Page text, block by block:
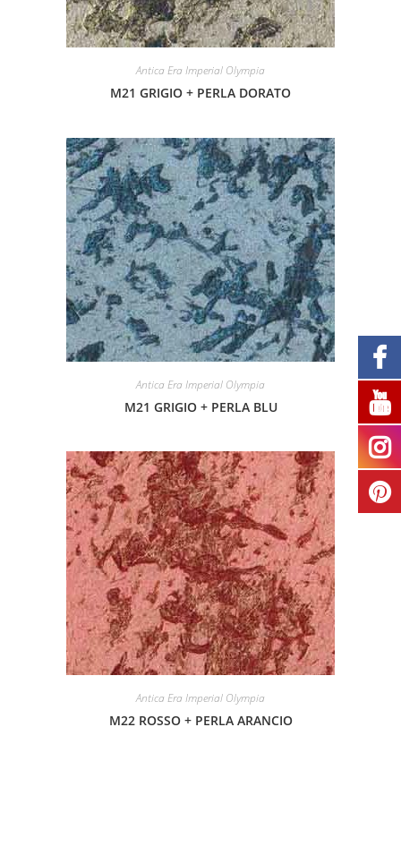
Antica Era Imperial Olympia
M21 GRIGIO + PERLA DORATO
Antica Era Imperial Olympia
M21 GRIGIO + PERLA BLU
Antica Era Imperial Olympia
M22 ROSSO + PERLA ARANCIO